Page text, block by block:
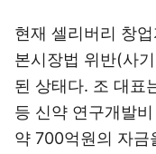
현재 셀리버리 창
본시장법 위반(사
된 상태다. 조 대표
등 신약 연구개발
약 700억원의 자금